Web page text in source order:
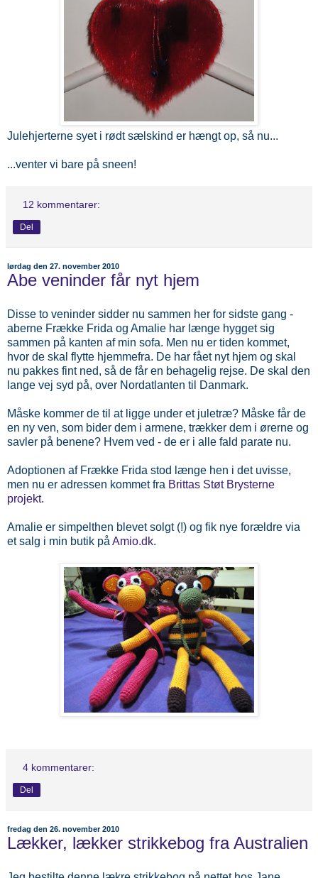
Julehjerterne syet i rødt sælskind er hængt op, så nu...
...venter vi bare på sneen!
12 kommentarer:
Del
lørdag den 27. november 2010
Abe veninder får nyt hjem
Disse to veninder sidder nu sammen her for sidste gang -
aberne Frække Frida og Amalie har længe hygget sig
sammen på kanten af min sofa. Men nu er tiden kommet,
hvor de skal flytte hjemmefra. De har fået nyt hjem og skal
nu pakkes fint ned, så de får en behagelig rejse. De skal den
lange vej syd på, over Nordatlanten til Danmark.
Måske kommer de til at ligge under et juletræ? Måske får de
en ny ven, som bider dem i armene, trækker dem i ørerne og
savler på benene? Hvem ved - de er i alle fald parate nu.
Adoptionen af Frække Frida stod længe hen i det uvisse,
men nu er adressen kommet fra Brittas Støt Brysterne
projekt.
Amalie er simpelthen blevet solgt (!) og fik nye forældre via
et salg i min butik på Amio.dk.
4 kommentarer:
Del
fredag den 26. november 2010
Lækker, lækker strikkebog fra Australien